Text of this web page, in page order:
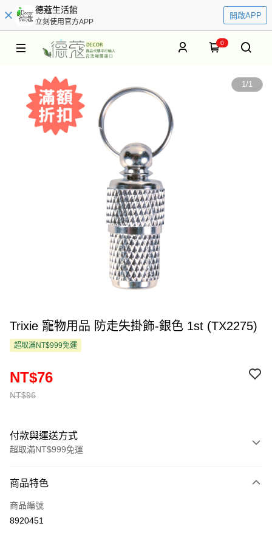
德蔻生活館
立刻使用官方APP
開啟APP
0
1/1
Trixie 寵物用品 防走失掛飾-銀色 1st (TX2275)
超取滿NT$999免運
NT$96
NT$76
付款與運送方式
超取滿NT$999免運
信用卡一次付款
超商取貨付款
商品特色
商品編號
8920451